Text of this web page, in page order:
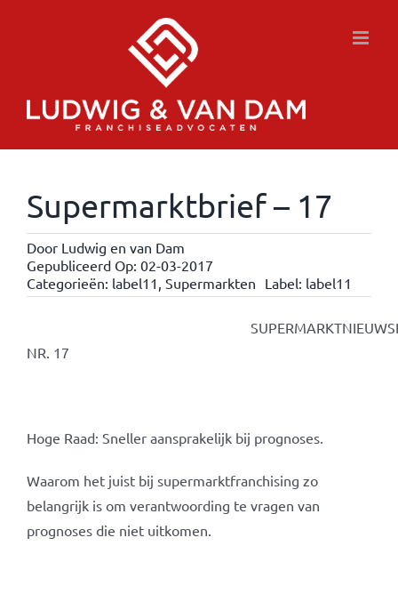
Supermarktbrief – 17
Door Ludwig en van Dam
Gepubliceerd Op: 02-03-2017
Categorieën: label11 , Supermarkten Label: label11
NR. 17
Hoge Raad: Sneller aansprakelijk bij prognoses.
Waarom het juist bij supermarktfranchising zo
belangrijk is om verantwoording te vragen van
prognoses die niet uitkomen.